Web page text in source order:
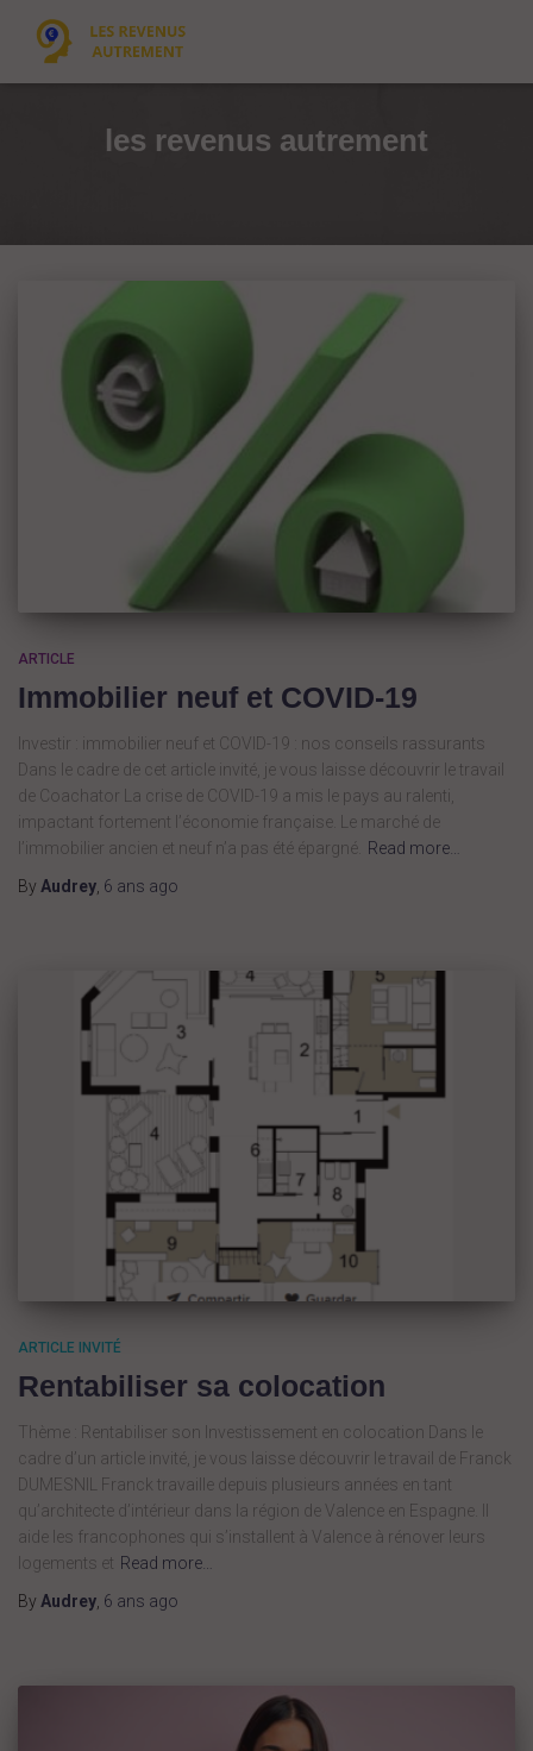
les revenus autrement
ARTICLE
Immobilier neuf et COVID-19
Investir : immobilier neuf et COVID-19 : nos conseils rassurants
Dans le cadre de cet article invité, je vous laisse découvrir le travail
de Coachator La crise de COVID-19 a mis le pays au ralenti,
impactant fortement l’économie française. Le marché de
l’immobilier ancien et neuf n’a pas été épargné.
Read more…
By Audrey 6 ans ago
ARTICLE INVITÉ
Rentabiliser sa colocation
Thème : Rentabiliser son Investissement en colocation Dans le
cadre d’un article invité, je vous laisse découvrir le travail de Franck
DUMESNIL Franck travaille depuis plusieurs années en tant
qu’architecte d’intérieur dans la région de Valence en Espagne. Il
aide les francophones qui s’installent à Valence à rénover leurs
logements et Read more…
By Audrey, 6 ans ago